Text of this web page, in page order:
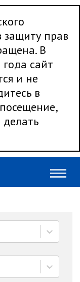
защиту прав
В
сайт
и не
в